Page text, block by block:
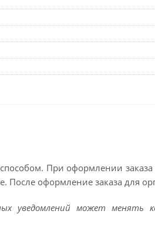
При оформлении
оформление заказа для
уведомлений может менять